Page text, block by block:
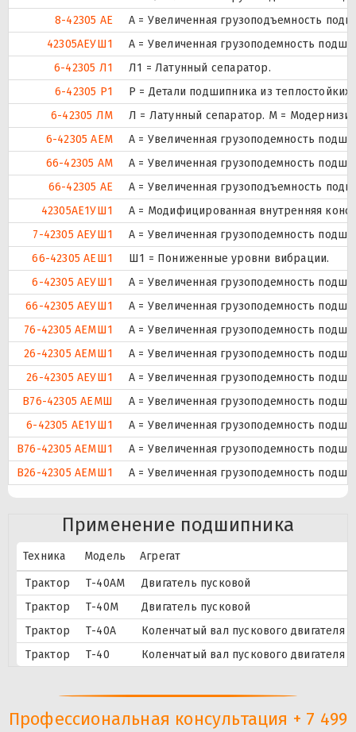
8-42305 АЕ
А = Увеличенная грузоподъемность
42305АЕУШ1
А = Увеличенная грузоподемность
6-42305 Л1
Л1 = Латунный сепаратор.
6-42305 Р1
Р = Детали подшипника из
6-42305 ЛМ
Л = Латунный сепаратор. М =
6-42305 АЕМ
А = Увеличенная грузоподемность
66-42305 АМ
А = Увеличенная грузоподемность
66-42305 АЕ
А = Увеличенная грузоподъемность
42305AE1УШ1
A = Модифицированная внутренняя
7-42305 АЕУШ1
А = Увеличенная грузоподемность
66-42305 АЕШ1
Ш1 = Пониженные уровни вибрации.
6-42305 АЕУШ1
А = Увеличенная грузоподемность
66-42305 АЕУШ1
А = Увеличенная грузоподемность
76-42305 АЕМШ1
А = Увеличенная грузоподемность
26-42305 АЕМШ1
А = Увеличенная грузоподемность
26-42305 АЕУШ1
А = Увеличенная грузоподемность
В76-42305 АЕМШ
А = Увеличенная грузоподемность
6-42305 АЕ1УШ1
А = Увеличенная грузоподемность
В76-42305 АЕМШ1
А = Увеличенная грузоподемность
В26-42305 АЕМШ1
А = Увеличенная грузоподемность
Применение подшипника
Техника Модель
Агрегат
Трактор
Т-40АМ
Двигатель пусковой
Трактор
Т-40М
Двигатель пусковой
Трактор
Т-40А
Коленчатый вал пускового двигателя
Трактор
Т-40 Коленчатый вал пускового двигателя
Профессиональная консультация + 7 499